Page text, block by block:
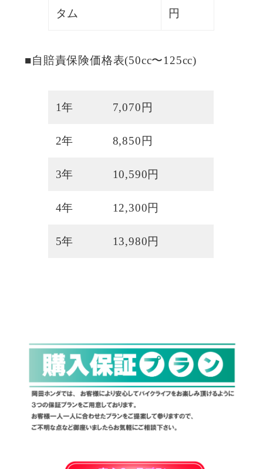
タム
円
■自賠責保険価格表(50cc〜125cc)
1年 7,070円
2年 8,850円
3年 10,590円
4年 12,300円
5年 13,980円